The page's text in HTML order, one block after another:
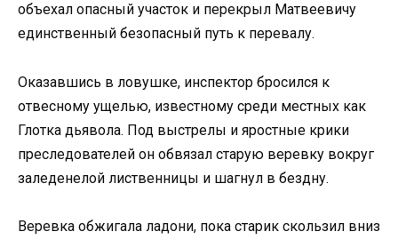
объехал опасный участок и перекрыл Матвеевичу
единственный безопасный путь к перевалу.
Оказавшись в ловушке, инспектор бросился к
отвесному ущелью, известному среди местных как
Глотка дьявола. Под выстрелы и яростные крики
преследователей он обвязал старую веревку вокруг
заледенелой лиственницы и шагнул в бездну.
Веревка обжигала ладони, пока старик скользил вниз